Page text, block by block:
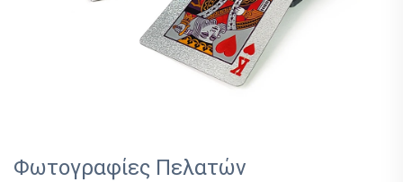
Φωτογραφίες Πελατών